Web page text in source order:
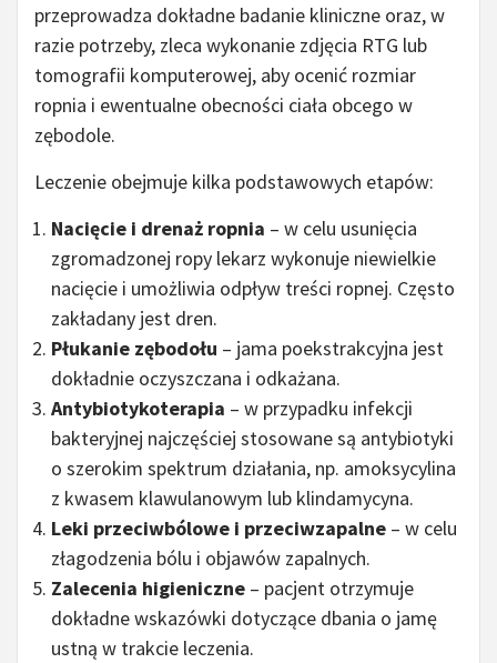
przeprowadza dokładne badanie kliniczne oraz, w
razie potrzeby, zleca wykonanie zdjęcia RTG lub
tomografii komputerowej, aby ocenić rozmiar
ropnia i ewentualne obecności ciała obcego w
zębodole.
Leczenie obejmuje kilka podstawowych etapów:
Nacięcie i drenaż ropnia – w celu usunięcia
zgromadzonej ropy lekarz wykonuje niewielkie
nacięcie i umożliwia odpływ treści ropnej. Często
zakładany jest dren.
Płukanie zębodołu – jama poekstrakcyjna jest
dokładnie oczyszczana i odkażana.
Antybiotykoterapia – w przypadku infekcji
bakteryjnej najczęściej stosowane są antybiotyki
o szerokim spektrum działania, np. amoksycylina
z kwasem klawulanowym lub klindamycyna.
Leki przeciwbólowe i przeciwzapalne – w celu
złagodzenia bólu i objawów zapalnych.
Zalecenia higieniczne – pacjent otrzymuje
dokładne wskazówki dotyczące dbania o jamę
ustną w trakcie leczenia.